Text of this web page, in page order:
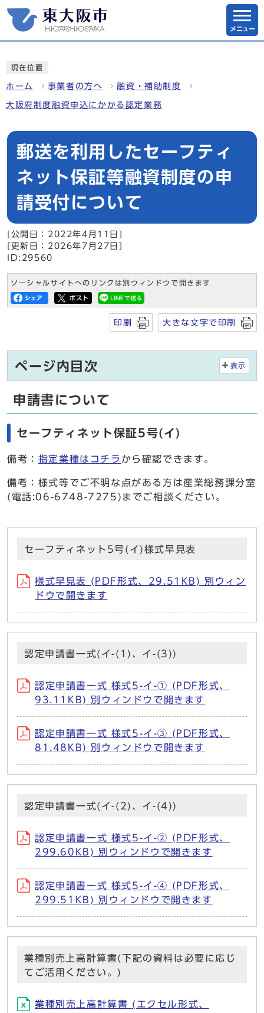
メニュー
現在位置
ホーム 事業者の方へ 融資・補助制度
大阪府制度融資申込にかかる認定業務
郵送を利用したセーフティ
ネット保証等融資制度の申
請受付について
[公開日：2022年4月11日]
[更新日：2026年7月27日]
ID:29560
ソーシャルサイトへのリンクは別ウィンドウで開きます
印刷 大きな文字で印刷
ページ内目次 表示
申請書について
セーフティネット保証5号(イ)
備考： 指定業種はコチラ から確認できます。
備考：様式等でご不明な点がある方は産業総務課分室
(電話:06-6748-7275)までご相談ください。
セーフティネット5号(イ)様式早見表
様式早見表 (PDF形式、29.51KB) 別ウィン
ドウで開きます
認定申請書一式(イ-(1)、イ-(3))
認定申請書一式 様式5-イ-① (PDF形式、
93.11KB) 別ウィンドウで開きます
認定申請書一式 様式5-イ-③ (PDF形式、
81.48KB) 別ウィンドウで開きます
認定申請書一式(イ-(2)、イ-(4))
認定申請書一式 様式5-イ-② (PDF形式、
299.60KB) 別ウィンドウで開きます
認定申請書一式 様式5-イ-④ (PDF形式、
299.51KB) 別ウィンドウで開きます
業種別売上高計算書(下記の資料は必要に応じ
てご活用ください。)
業種別売上高計算書 (エクセル形式、